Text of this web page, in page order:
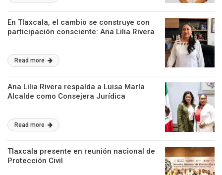
En Tlaxcala, el cambio se construye con
participación consciente: Ana Lilia Rivera
Read more
Ana Lilia Rivera respalda a Luisa María
Alcalde como Consejera Jurídica
Read more
Tlaxcala presente en reunión nacional de
Protección Civil